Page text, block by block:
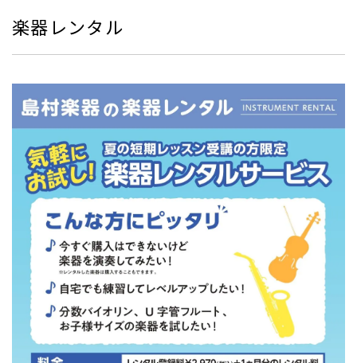
楽器レンタル